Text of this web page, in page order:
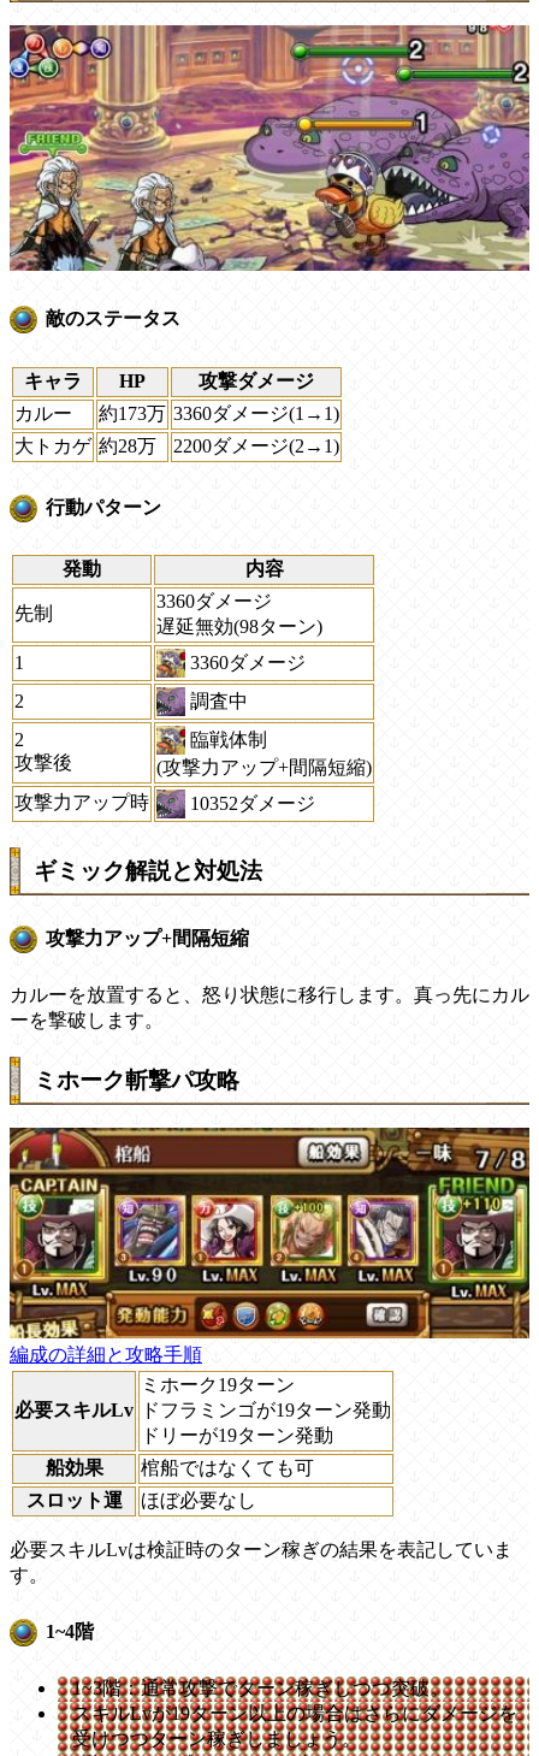
敵のステータス
キャラ HP
攻撃ダメージ
カルー
約173万 3360ダメージ(1→1)
大トカゲ 約28万 2200ダメージ(2→1)
行動パターン
発動 内容
先制
3360ダメージ
遅延無効(98ターン)
1
3360ダメージ
2
調査中
2
攻撃後
臨戦体制
(攻撃力アップ+間隔短縮)
攻撃力アップ時
10352ダメージ
ギミック解説と対処法
攻撃力アップ+間隔短縮
カルーを放置すると、怒り状態に移行します。真っ先にカル
ーを撃破します。
ミホーク斬撃パ攻略
編成の詳細と攻略手順
必要スキルLv
ミホーク19ターン
ドフラミンゴが19ターン発動
ドリーが19ターン発動
船効果
棺船ではなくても可
スロット運
ほぼ必要なし
必要スキルLvは検証時のターン稼ぎの結果を表記していま
す。
1~4階
1~3階：通常攻撃でターン稼ぎしつつ突破。
スキルLvが19ターン以上の場合はさらにダメージを
受けつつターン稼ぎしましょう。